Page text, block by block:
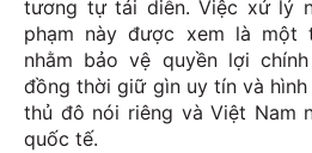
tương tự tái diễn. Việc xử lý
phạm này được xem là một
nhằm bảo vệ quyền lợi
đồng thời giữ gìn uy tín và
thủ đô nói riêng và Việt Nam
quốc tế.